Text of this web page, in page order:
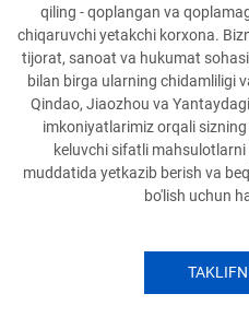
qiling - qoplangan va
chiqaruvchi yetakchi korxona.
tijorat, sanoat va hukumat
bilan birga ularning chidamliligi
Qindao, Jiaozhou va
imkoniyatlarimiz orqali
keluvchi sifatli
muddatida yetkazib berish va
bo'lish uchun